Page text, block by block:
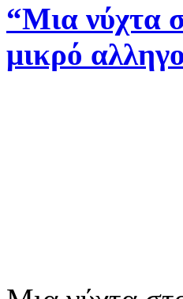
“Μια νύχτα
μικρό